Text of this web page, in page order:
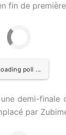
de
poll ...
demi-
par